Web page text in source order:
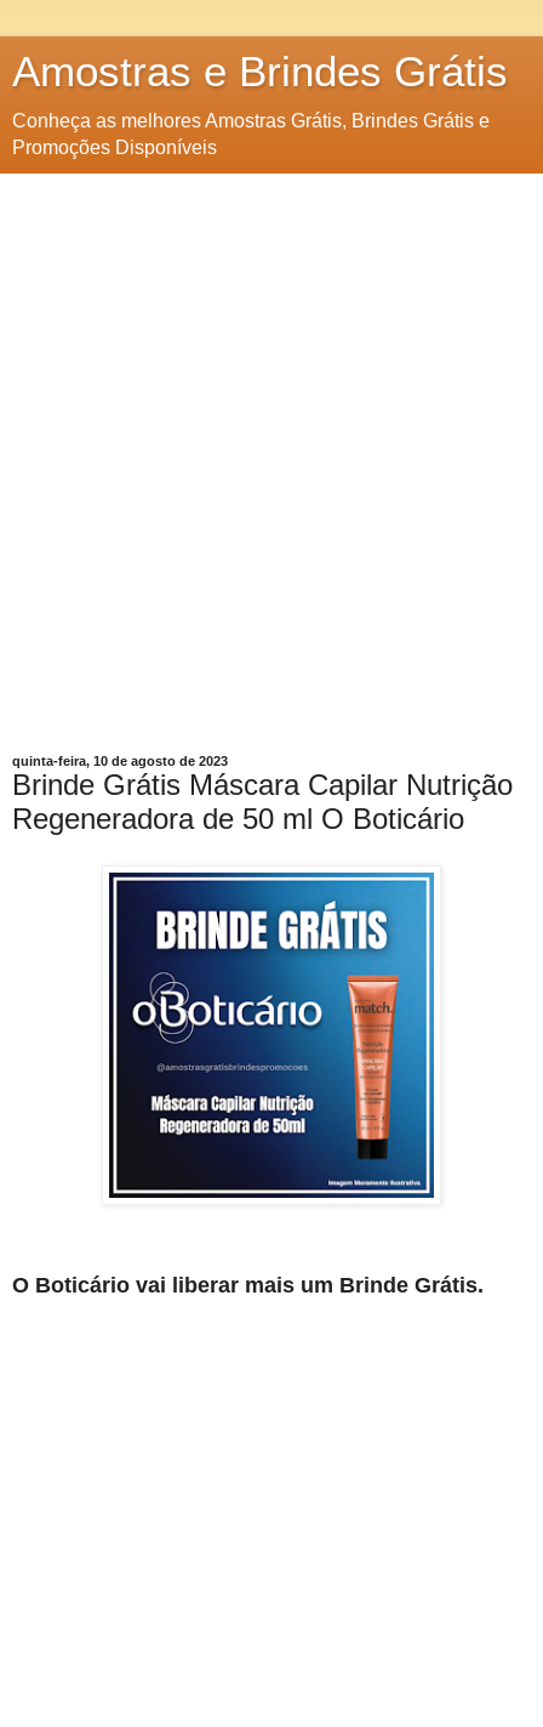
Amostras e Brindes Grátis
Conheça as melhores Amostras Grátis, Brindes Grátis e
Promoções Disponíveis
quinta-feira, 10 de agosto de 2023
Brinde Grátis Máscara Capilar Nutrição
Regeneradora de 50 ml O Boticário
O Boticário vai liberar mais um Brinde Grátis.